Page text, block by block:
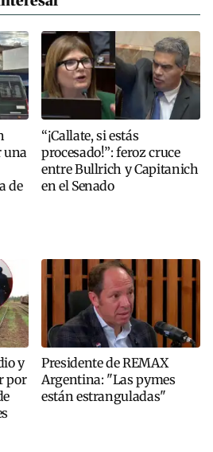
una
de
“¡Callate, si estás
procesado!”: feroz cruce
entre Bullrich y Capitanich
en el Senado
y
por
Presidente de REMAX
Argentina: "Las pymes
están estranguladas"